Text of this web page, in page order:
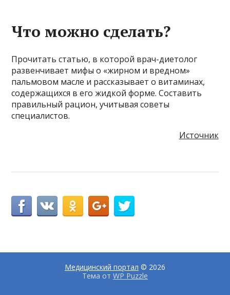
Что можно сделать?
Прочитать статью, в которой врач-диетолог
развенчивает мифы о «жирном и вредном»
пальмовом масле и рассказывает о витаминах,
содержащихся в его жидкой форме. Составить
правильный рацион, учитывая советы
специалистов.
Источник
Медицинский портал © 2026
Тема от WP Puzzle